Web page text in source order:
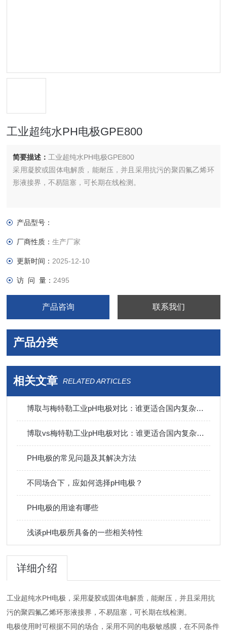
工业超纯水PH电极GPE800
简要描述： 工业超纯水PH电极GPE800
采用凝胶或固体电解质，能耐压，并且采用抗污的聚四氟乙烯环
形液接界，不易阻塞，可长期在线检测。
产品型号：
厂商性质：生产厂家
更新时间： 2025-12-10
访 问 量： 2495
产品咨询 联系我们
产品分类
相关文章 RELATED ARTICLES
博取与梅特勒工业pH电极对比：谁更适合国内复杂水样工况？
博取vs梅特勒工业pH电极对比：谁更适合国内复杂水样工况？
PH电极的常见问题及其解决方法
不同场合下，应如何选择pH电极？
PH电极的用途有哪些
浅谈pH电极所具备的一些相关特性
详细介绍
工业超纯水PH电极，采用凝胶或固体电解质，能耐压，并且采用抗
污的聚四氟乙烯环形液接界，不易阻塞，可长期在线检测。
电极使用时可根据不同的场合，采用不同的电极敏感膜，在不同条件